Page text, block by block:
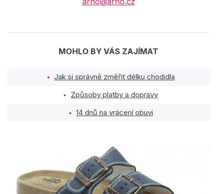
MOHLO BY VÁS ZAJÍMAT
Jak si správně změřit délku chodidla
Způsoby platby a dopravy
14 dnů na vrácení obuvi
PODOBNÉ PRODUKTY